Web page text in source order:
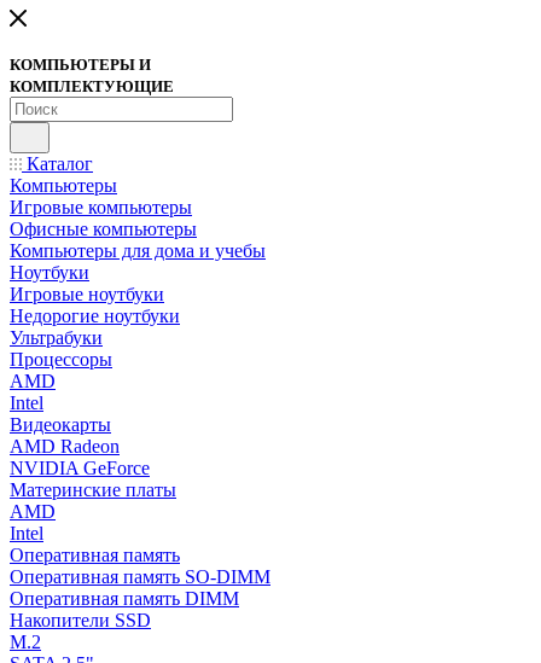
КОМПЬЮТЕРЫ И
КОМПЛЕКТУЮЩИЕ
Каталог
Компьютеры
Игровые компьютеры
Офисные компьютеры
Компьютеры для дома и учебы
Ноутбуки
Игровые ноутбуки
Недорогие ноутбуки
Ультрабуки
Процессоры
AMD
Intel
Видеокарты
AMD Radeon
NVIDIA GeForce
Материнские платы
AMD
Intel
Оперативная память
Оперативная память SO-DIMM
Оперативная память DIMM
Накопители SSD
M.2